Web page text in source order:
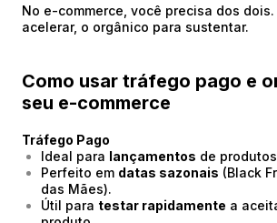
No e-commerce, você precisa dos
acelerar, o orgânico para sustentar.
Como usar tráfego pago e
seu e-commerce
Tráfego Pago
Ideal para lançamentos de
Perfeito em datas sazonais (Black
das Mães).
Útil para testar rapidamente a